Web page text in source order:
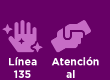
Línea
135
Atención
al